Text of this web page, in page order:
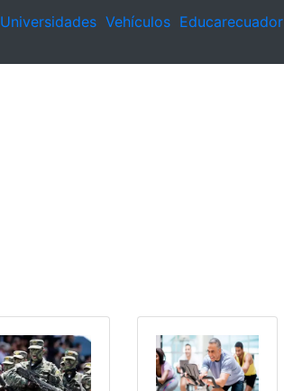
Universidades Vehículos Educarecuador